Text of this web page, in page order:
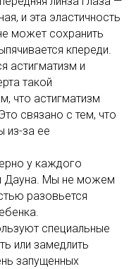
и эта эластичность
может сохранить
кпереди.
астигматизм и
такой
что астигматизм
связано с тем, что
из-за ее
у каждого
Дауна. Мы не можем
разовьется
специальные
или замедлить
запущенных